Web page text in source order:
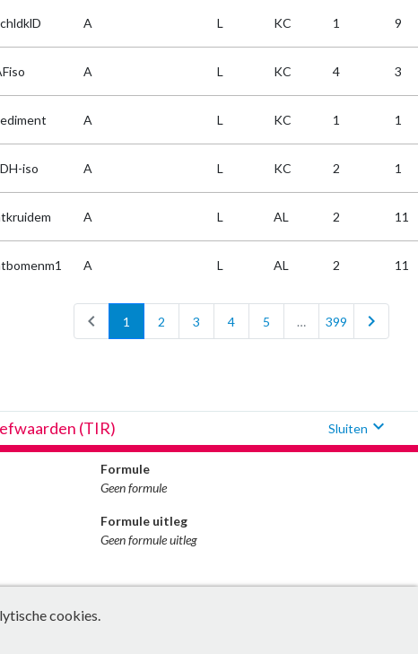
A L KC 1 9
A L KC 4 3
A L KC 1 1
iso A L KC 2 1
A L AL 2 11
A L AL 2 11
chevron_left 1 2 3 4 5 … 399 chevron_right
(TIR) Sluiten expand_more
Formule
Geen formule
Formule uitleg
Geen formule uitleg
cookies.